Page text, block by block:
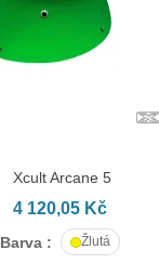
Xcult Arcane 5
4 120,05 Kč
Barva : Žlutá